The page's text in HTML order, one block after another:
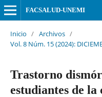
FACSALUD-UNEMI
Inicio / Archivos /
Vol. 8 Núm. 15 (2024):
Trastorno
estudiantes de